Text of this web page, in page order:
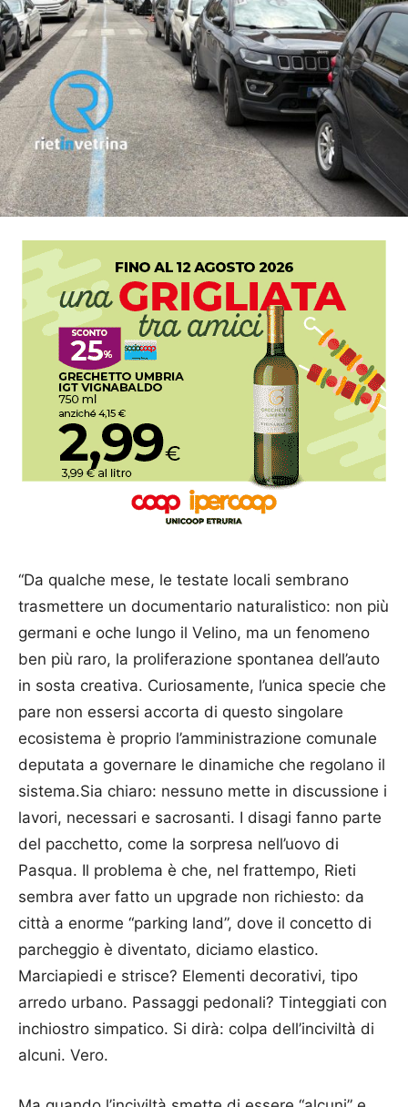
“Da qualche mese, le testate locali sembrano
trasmettere un documentario naturalistico: non più
germani e oche lungo il Velino, ma un fenomeno
ben più raro, la proliferazione spontanea dell’auto
in sosta creativa. Curiosamente, l’unica specie che
pare non essersi accorta di questo singolare
ecosistema è proprio l’amministrazione comunale
deputata a governare le dinamiche che regolano il
sistema.Sia chiaro: nessuno mette in discussione i
lavori, necessari e sacrosanti. I disagi fanno parte
del pacchetto, come la sorpresa nell’uovo di
Pasqua. Il problema è che, nel frattempo, Rieti
sembra aver fatto un upgrade non richiesto: da
città a enorme “parking land”, dove il concetto di
parcheggio è diventato, diciamo elastico.
Marciapiedi e strisce? Elementi decorativi, tipo
arredo urbano. Passaggi pedonali? Tinteggiati con
inchiostro simpatico. Si dirà: colpa dell’inciviltà di
alcuni. Vero.